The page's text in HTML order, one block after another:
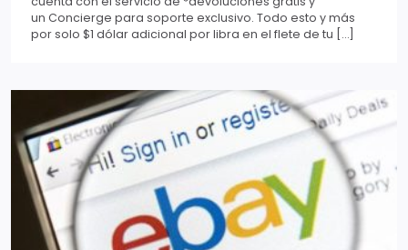
un Concierge para soporte exclusivo. Todo esto y más
por solo $1 dólar adicional por libra en el flete de tu […]